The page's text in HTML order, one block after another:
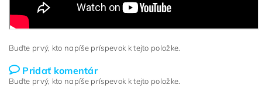
Buďte prvý, kto napíše príspevok k tejto položke.
Pridať komentár
Buďte prvý, kto napíše príspevok k tejto položke.